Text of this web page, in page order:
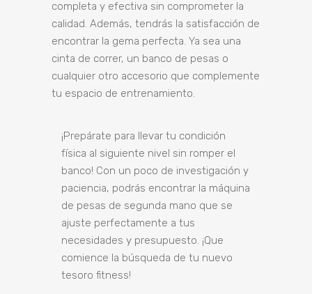
completa y efectiva sin comprometer la
calidad. Además, tendrás la satisfacción de
encontrar la gema perfecta. Ya sea una
cinta de correr, un banco de pesas o
cualquier otro accesorio que complemente
tu espacio de entrenamiento.
¡Prepárate para llevar tu condición
física al siguiente nivel sin romper el
banco! Con un poco de investigación y
paciencia, podrás encontrar la máquina
de pesas de segunda mano que se
ajuste perfectamente a tus
necesidades y presupuesto. ¡Que
comience la búsqueda de tu nuevo
tesoro fitness!